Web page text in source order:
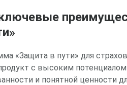
«Защита в пути» для
с высоким
и понятной ценности